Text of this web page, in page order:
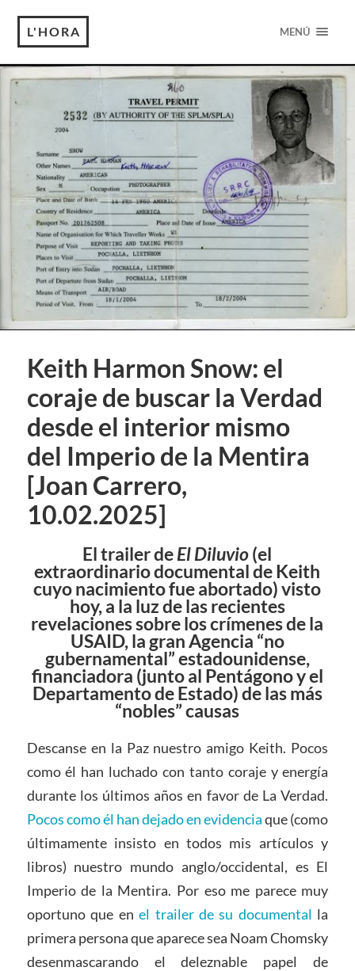
L'HORA MENÚ
Keith Harmon Snow: el
coraje de buscar la Verdad
desde el interior mismo
del Imperio de la Mentira
[Joan Carrero,
10.02.2025]
El trailer deEl Diluvio(el
extraordinario documental de Keith
cuyo nacimiento fue abortado) visto
hoy, a la luz de las recientes
revelaciones sobre los crímenes de la
USAID, la gran Agencia “no
gubernamental” estadounidense,
financiadora (junto al Pentágono y el
Departamento de Estado) de las más
“nobles” causas
Descanse en la Paz nuestro amigo Keith. Pocos
como él han luchado con tanto coraje y energía
durante los últimos años en favor de La Verdad.
Pocos como él han dejado en evidenciaque (como
últimamente insisto en todos mis artículos y
libros) nuestro mundo anglo/occidental, es El
Imperio de la Mentira. Por eso me parece muy
oportuno que enel trailer de su documental la
primera persona que aparece sea Noam Chomsky
desenmascarando el deleznable papel de